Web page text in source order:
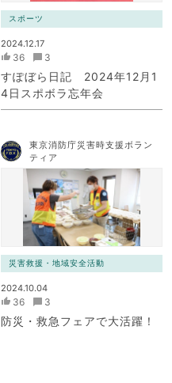
スポーツ
2024.12.17
36 3
すぽぼら日記 2024年12月1
4日スポボラ忘年会
東京消防庁災害時支援ボラン
ティア
災害救援・地域安全活動
2024.10.04
36 3
防災・救急フェアで大活躍！